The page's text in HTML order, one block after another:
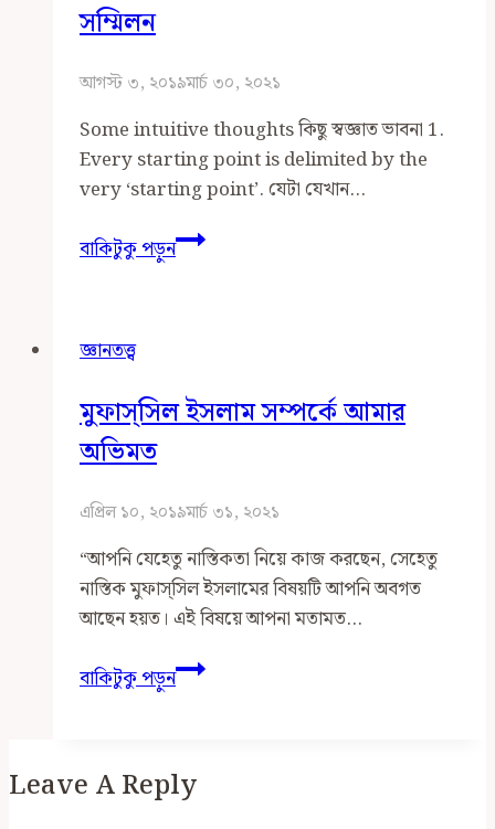
সম্মিলন
আগস্ট ৩, ২০১৯মার্চ ৩০, ২০২১
Some intuitive thoughts কিছু স্বজ্ঞাত ভাবনা 1.
Every starting point is delimited by the
very ‘starting point’. যেটা যেখান…
বাকিটুকু পড়ুনযাচাই
আর
জ্ঞানতত্ত্ব
মুফাস্সিল ইসলাম সম্পর্কে আমার
অভিমত
এপ্রিল ১০, ২০১৯মার্চ ৩১, ২০২১
“আপনি যেহেতু নাস্তিকতা নিয়ে কাজ করছেন, সেহেতু
নাস্তিক মুফাস্সিল ইসলামের বিষয়টি আপনি অবগত
আছেন হয়ত। এই বিষয়ে আপনা মতামত…
বাকিটুকু পড়ুনমুফাস্সিল
ইসলাম
অভিমত
Leave A Reply